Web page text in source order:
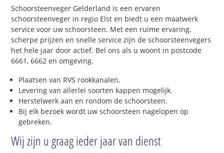
Schoorsteenveger Gelderland is een ervaren
schoorsteenveger in regio Elst en biedt u een maatwerk
service voor uw schoorsteen. Met een ruime ervaring,
scherpe prijzen en snelle service zijn de schoorsteenvegers
het hele jaar door actief. Bel ons als u woont in postcode
6661, 6662 en omgeving.
Plaatsen van RVS rookkanalen.
Levering van allerlei soorten kappen mogelijk.
Herstelwerk aan en rondom de schoorsteen.
Bij elk bezoek wordt uw schoorsteen nagelopen op
gebreken.
Wij zijn u graag ieder jaar van dienst